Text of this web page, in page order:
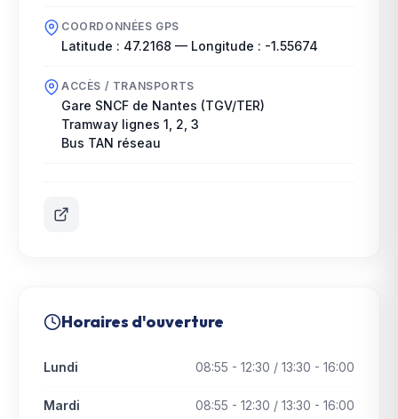
COORDONNÉES GPS
Latitude : 47.2168 — Longitude : -1.55674
ACCÈS / TRANSPORTS
Gare SNCF de Nantes (TGV/TER)
Tramway lignes 1, 2, 3
Bus TAN réseau
Horaires d'ouverture
Lundi 08:55 - 12:30 / 13:30 - 16:00
Mardi 08:55 - 12:30 / 13:30 - 16:00